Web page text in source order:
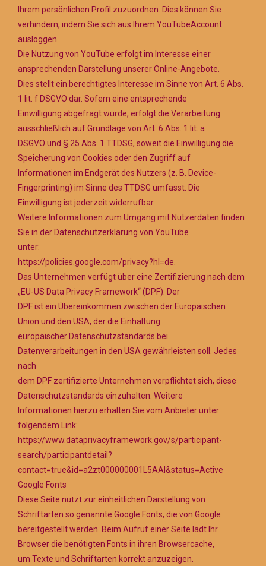
Ihrem persönlichen Profil zuzuordnen. Dies können Sie
verhindern, indem Sie sich aus Ihrem YouTubeAccount
ausloggen.
Die Nutzung von YouTube erfolgt im Interesse einer
ansprechenden Darstellung unserer Online-Angebote.
Dies stellt ein berechtigtes Interesse im Sinne von Art. 6 Abs.
1 lit. f DSGVO dar. Sofern eine entsprechende
Einwilligung abgefragt wurde, erfolgt die Verarbeitung
ausschließlich auf Grundlage von Art. 6 Abs. 1 lit. a
DSGVO und § 25 Abs. 1 TTDSG, soweit die Einwilligung die
Speicherung von Cookies oder den Zugriff auf
Informationen im Endgerät des Nutzers (z. B. Device-
Fingerprinting) im Sinne des TTDSG umfasst. Die
Einwilligung ist jederzeit widerrufbar.
Weitere Informationen zum Umgang mit Nutzerdaten finden
Sie in der Datenschutzerklärung von YouTube
unter:
https://policies.google.com/privacy?hl=de.
Das Unternehmen verfügt über eine Zertifizierung nach dem
„EU-US Data Privacy Framework“ (DPF). Der
DPF ist ein Übereinkommen zwischen der Europäischen
Union und den USA, der die Einhaltung
europäischer Datenschutzstandards bei
Datenverarbeitungen in den USA gewährleisten soll. Jedes
nach
dem DPF zertifizierte Unternehmen verpflichtet sich, diese
Datenschutzstandards einzuhalten. Weitere
Informationen hierzu erhalten Sie vom Anbieter unter
folgendem Link:
https://www.dataprivacyframework.gov/s/participant-
search/participantdetail?
contact=true&id=a2zt000000001L5AAI&status=Active
Google Fonts
Diese Seite nutzt zur einheitlichen Darstellung von
Schriftarten so genannte Google Fonts, die von Google
bereitgestellt werden. Beim Aufruf einer Seite lädt Ihr
Browser die benötigten Fonts in ihren Browsercache,
um Texte und Schriftarten korrekt anzuzeigen.